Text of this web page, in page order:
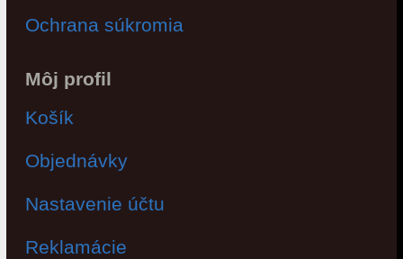
Ochrana súkromia
Môj profil
Košík
Objednávky
Nastavenie účtu
Reklamácie